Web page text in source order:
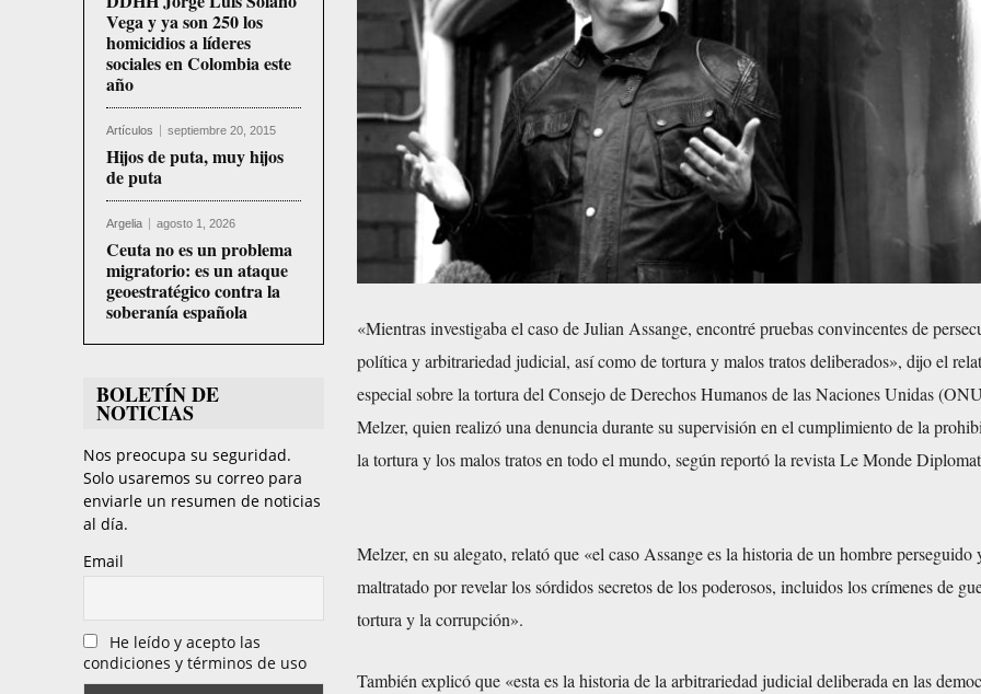
Vega y ya son 250 los
homicidios a líderes
sociales en Colombia este
año
Artículos septiembre 20, 2015
Hijos de puta, muy hijos
de puta
Argelia agosto 1, 2026
Ceuta no es un problema
migratorio: es un ataque
geoestratégico contra la
soberanía española
BOLETÍN DE
NOTICIAS
Nos preocupa su seguridad.
Solo usaremos su correo para
enviarle un resumen de noticias
al día.
Email
He leído y acepto las
condiciones y términos de uso
«Mientras investigaba el caso de Julian Assange, encontré pruebas convincentes de
política y arbitrariedad judicial, así como de tortura y malos tratos deliberados», dijo el
especial sobre la tortura del Consejo de Derechos Humanos de las Naciones Unidas
Melzer, quien realizó una denuncia durante su supervisión en el cumplimiento de la
la tortura y los malos tratos en todo el mundo, según reportó la revista Le Monde
Melzer, en su alegato, relató que «el caso Assange es la historia de un hombre perseguido
maltratado por revelar los sórdidos secretos de los poderosos, incluidos los crímenes de
tortura y la corrupción».
También explicó que «esta es la historia de la arbitrariedad judicial deliberada en las